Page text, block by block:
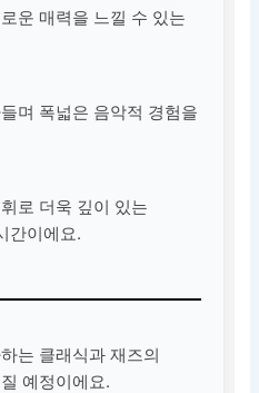
운 매력을 느낄 수 있는
며 폭넓은 음악적 경험을
로 더욱 깊이 있는
간이에요.
는 클래식과 재즈의
예정이에요.